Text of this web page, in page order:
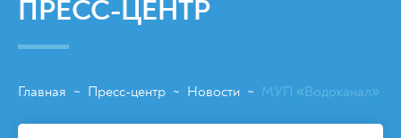
ПРЕСС-ЦЕНТР
Главная ~ Пресс-центр ~ Новости ~ МУП «Водоканал»